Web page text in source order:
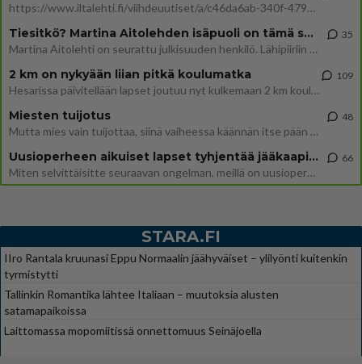
https://www.iltalehti.fi/viihdeuutiset/a/c46da6ab-340f-4790-aaa7-0865eed2336 Yrityksen konkurssihakemus on tullut kärä
Tiesitkö? Martina Aitolehden isäpuoli on tämä suosittu laulaja
Martina Aitolehti on seurattu julkisuuden henkilö. Lähipiiriin mahtuu muitakin tunnettuja henkilöitä. Tiesitkö, että Ma
35
2 km on nykyään liian pitkä koulumatka
Hesarissa päivitellään lapset joutuu nyt kulkemaan 2 km kouluun jösses. Ruostefillarilla tuo matka menee vaikka miten äk
109
Miesten tuijotus
Mutta mies vain tuijottaa, siinä vaiheessa käännän itse pään pois. Mikä juttu? Yleensä jos joku tuijottaa tai katsoo, hä
48
Uusioperheen aikuiset lapset tyhjentää jääkaapin käydessään
Miten selvittäisitte seuraavan ongelman, meillä on uusioperhe, minulla teini-ikäiset lapset ja puolisolla aikuiset, jotk
66
STARA.FI
IIro Rantala kruunasi Eppu Normaalin jäähyväiset – ylilyönti kuitenkin
tyrmistytti
Tallinkin Romantika lähtee Italiaan – muutoksia alusten
satamapaikoissa
Laittomassa mopomiitissä onnettomuus Seinäjoella